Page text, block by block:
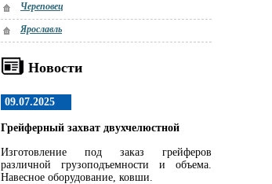
Череповец
Ярославль
Новости
09.07.2025
Грейферный захват двухчелюстной
Изготовление под заказ грейферов
различной грузоподъемности и объема.
Навесное оборудование, ковши.